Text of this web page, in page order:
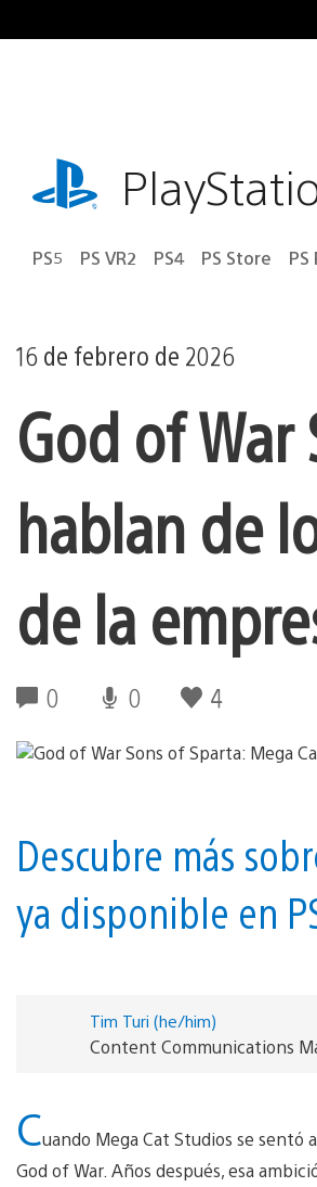
al
playstation.com
PS5 PS VR2 PS4 PS Store PS
16 de febrero de 2026
God of War
hablan de
de la
0 0 4
Descubre más
ya disponible en
Tim Turi (he/him)
Content Communications
Cuando Mega Cat Studios se sentó
God of War. Años después, esa